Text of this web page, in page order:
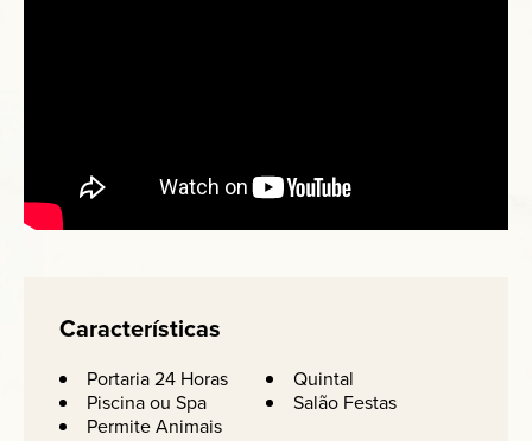
Características
Portaria 24 Horas
Quintal
Piscina ou Spa
Salão Festas
Permite Animais